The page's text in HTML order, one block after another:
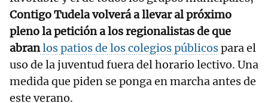
Contigo Tudela volverá a llevar al próximo
pleno la petición a los regionalistas de que
abranlos patios de los colegios públicospara el
uso de la juventud fuera del horario lectivo. Una
medida que piden se ponga en marcha antes de
este verano.